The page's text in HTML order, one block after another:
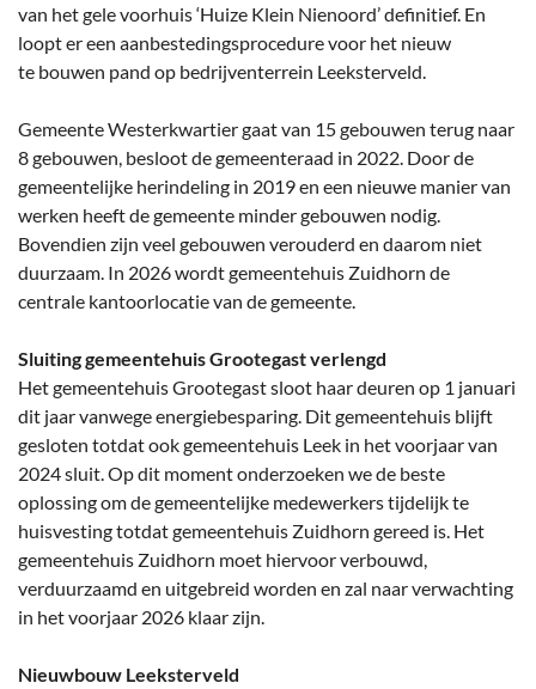
van het gele voorhuis ‘Huize Klein Nienoord’ definitief. En
loopt er een aanbestedingsprocedure voor het nieuw
te bouwen pand op bedrijventerrein Leeksterveld.
Gemeente Westerkwartier gaat van 15 gebouwen terug naar
8 gebouwen, besloot de gemeenteraad in 2022. Door de
gemeentelijke herindeling in 2019 en een nieuwe manier van
werken heeft de gemeente minder gebouwen nodig.
Bovendien zijn veel gebouwen verouderd en daarom niet
duurzaam. In 2026 wordt gemeentehuis Zuidhorn de
centrale kantoorlocatie van de gemeente.
Sluiting gemeentehuis Grootegast verlengd
Het gemeentehuis Grootegast sloot haar deuren op 1 januari
dit jaar vanwege energiebesparing. Dit gemeentehuis blijft
gesloten totdat ook gemeentehuis Leek in het voorjaar van
2024 sluit. Op dit moment onderzoeken we de beste
oplossing om de gemeentelijke medewerkers tijdelijk te
huisvesting totdat gemeentehuis Zuidhorn gereed is. Het
gemeentehuis Zuidhorn moet hiervoor verbouwd,
verduurzaamd en uitgebreid worden en zal naar verwachting
in het voorjaar 2026 klaar zijn.
Nieuwbouw Leeksterveld